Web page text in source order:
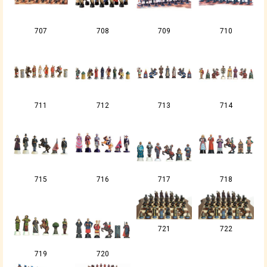
707 708 709 710
711 712 713 714
715 716 717 718
719 720
721 722